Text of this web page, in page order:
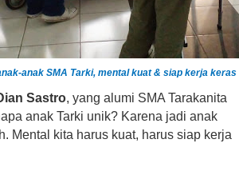
anak SMA Tarki, mental kuat & siap kerja keras
Sastro, yang alumi SMA Tarakanita
anak Tarki unik? Karena jadi anak
Mental kita harus kuat, harus siap kerja